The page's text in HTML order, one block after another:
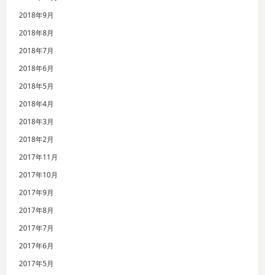
2018年9月
2018年8月
2018年7月
2018年6月
2018年5月
2018年4月
2018年3月
2018年2月
2017年11月
2017年10月
2017年9月
2017年8月
2017年7月
2017年6月
2017年5月